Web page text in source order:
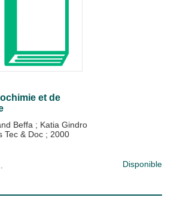
et de
Beffa ; Katia Gindro
Tec & Doc ; 2000
Disponible